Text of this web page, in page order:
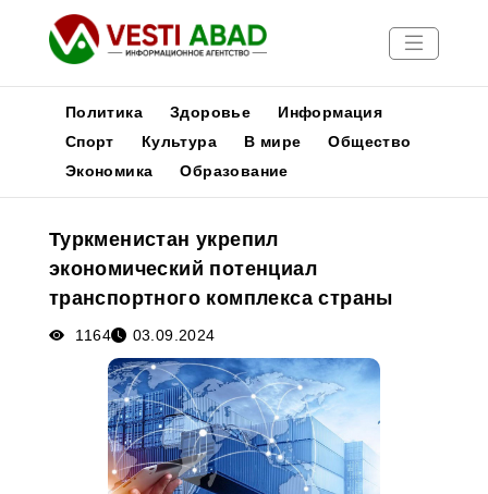
Новости
Медиа
Афиша
Политика Здоровье
Информация
Спорт
Культура В мире
Общество
Экономика
Образование
Туркменистан укрепил
экономический потенциал
транспортного комплекса страны
1164 03.09.2024